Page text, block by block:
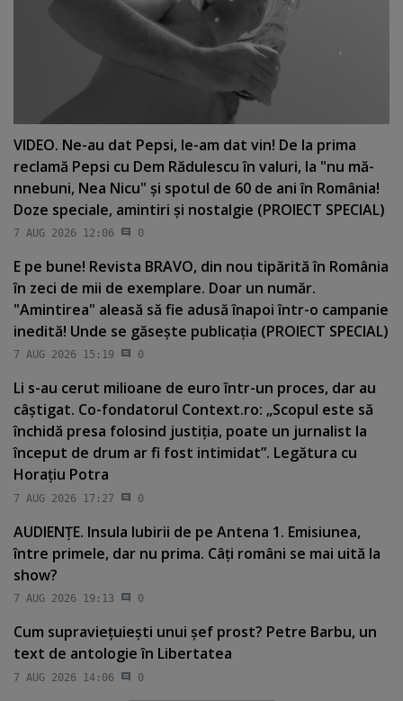
VIDEO. Ne-au dat Pepsi, le-am dat vin! De la prima
reclamă Pepsi cu Dem Rădulescu în valuri, la "nu mă-
nnebuni, Nea Nicu" şi spotul de 60 de ani în România!
Doze speciale, amintiri şi nostalgie (PROIECT SPECIAL)
7 AUG 2026 12:06 0
E pe bune! Revista BRAVO, din nou tipărită în România
în zeci de mii de exemplare. Doar un număr.
"Amintirea" aleasă să fie adusă înapoi într-o campanie
inedită! Unde se găseşte publicaţia (PROIECT SPECIAL)
7 AUG 2026 15:19 0
Li s-au cerut milioane de euro într-un proces, dar au
câştigat. Co-fondatorul Context.ro: „Scopul este să
închidă presa folosind justiţia, poate un jurnalist la
început de drum ar fi fost intimidat”. Legătura cu
Horaţiu Potra
7 AUG 2026 17:27 0
AUDIENŢE. Insula Iubirii de pe Antena 1. Emisiunea,
între primele, dar nu prima. Câţi români se mai uită la
show?
7 AUG 2026 19:13 0
Cum supravieţuieşti unui şef prost? Petre Barbu, un
text de antologie în Libertatea
7 AUG 2026 14:06 0